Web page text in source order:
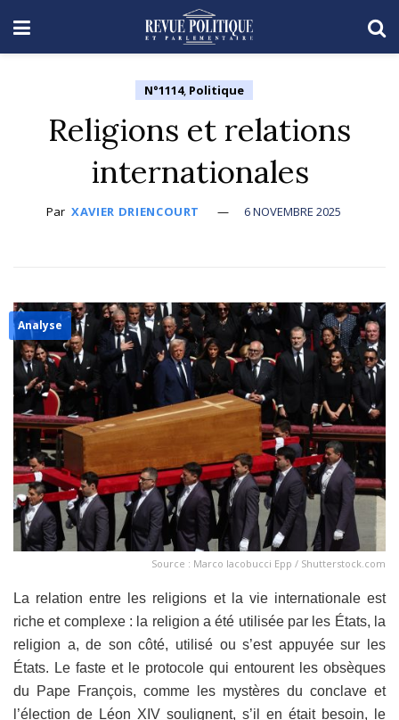
N°1114, Politique
Religions et relations
internationales
Par XAVIER DRIENCOURT 6 NOVEMBRE 2025
Source : Marco Iacobucci Epp / Shutterstock.com
Analyse
La relation entre les religions et la vie internationale est
riche et complexe : la religion a été utilisée par les États, la
religion a, de son côté, utilisé ou s’est appuyée sur les
États. Le faste et le protocole qui entourent les obsèques
du Pape François, comme les mystères du conclave et
l’élection de Léon XIV soulignent, s’il en était besoin, le